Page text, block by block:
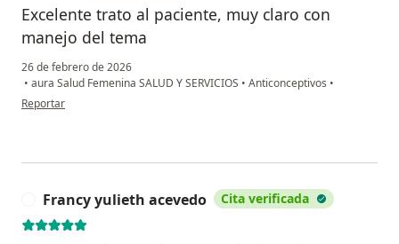
Excelente trato al paciente, muy claro con
manejo del tema
26 de febrero de 2026
• aura Salud Femenina SALUD Y SERVICIOS • Anticonceptivos •
en opinión del usuario AM
Reportar
Francy yulieth acevedo Cita verificada